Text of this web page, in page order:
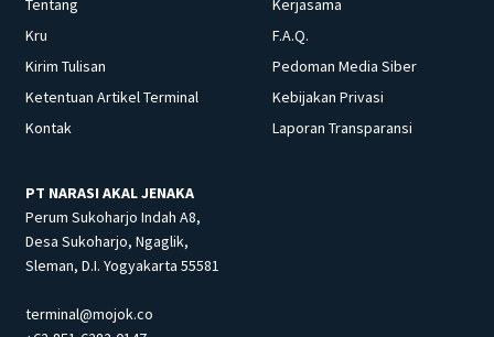
Tentang
Kru
Kirim Tulisan
Ketentuan Artikel Terminal
Kontak
Kerjasama
F.A.Q.
Pedoman Media Siber
Kebijakan Privasi
Laporan Transparansi
PT NARASI AKAL JENAKA
Perum Sukoharjo Indah A8,
Desa Sukoharjo, Ngaglik,
Sleman, D.I. Yogyakarta 55581
terminal@mojok.co